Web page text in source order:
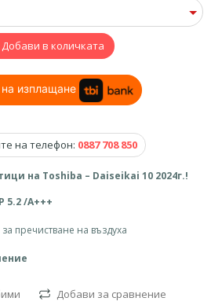
Добави в количката
на изплащане
на телефон: 0887 708 850
на Toshiba – Daiseikai 10 2024г.!
5.2 /A+++
пречистване на въздуха
Добави за сравнение